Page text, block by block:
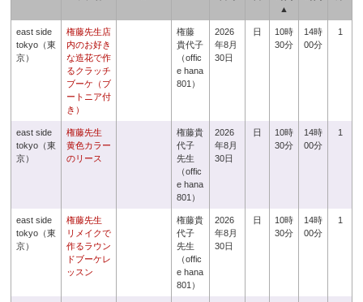
▲
east side
tokyo（東
京）
権藤先生店
内のお好き
な造花で作
るクラッチ
ブーケ（ブ
ートニア付
き）
権藤
貴代子
（offic
e hana
801）
2026
年8月
30日
日
10時
30分
14時
00分
1
east side
tokyo（東
京）
権藤先生
黄色カラー
のリース
権藤貴
代子
先生
（offic
e hana
801）
2026
年8月
30日
日
10時
30分
14時
00分
1
east side
tokyo（東
京）
権藤先生
リメイクで
作るラウン
ドブーケレ
ッスン
権藤貴
代子
先生
（offic
e hana
801）
2026
年8月
30日
日
10時
30分
14時
00分
1